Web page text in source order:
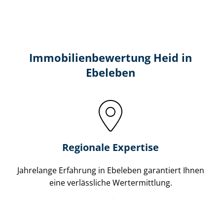
Immobilien­bewertung Heid in
Ebeleben
Regionale Expertise
Jahrelange Erfahrung in Ebeleben garantiert Ihnen
eine verlässliche Wertermittlung.